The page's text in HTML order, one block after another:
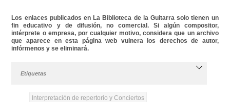
Los enlaces publicados en La Biblioteca de la Guitarra solo tienen un
fin educativo y de difusión, no comercial. Si algún compositor,
intérprete o empresa, por cualquier motivo, considera que un archivo
que aparece en esta página web vulnera los derechos de autor,
infórmenos y se eliminará.
Etiquetas
Interpretación de repertorio y Conciertos